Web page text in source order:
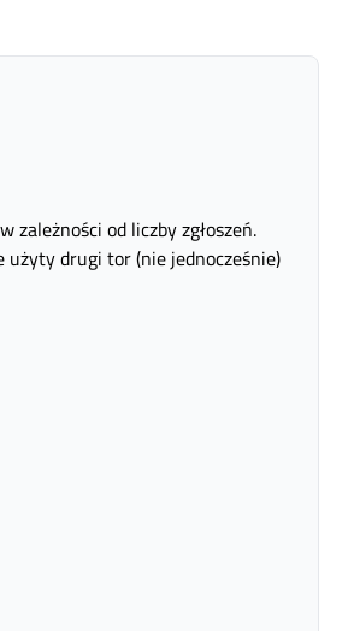
od liczby zgłoszeń.
użyty drugi tor (nie jednocześnie)